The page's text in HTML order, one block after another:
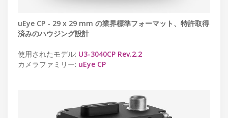
uEye CP - 29 x 29 mm の業界標準フォーマット、特許取得
済みのハウジング設計
使用されたモデル: U3-3040CP Rev.2.2
カメラファミリー: uEye CP